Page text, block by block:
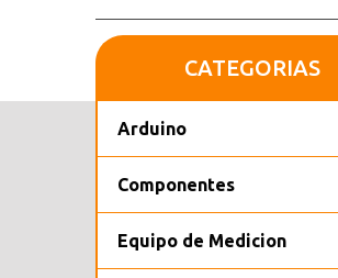
CATEGORIAS
Arduino
Componentes
Equipo de Medicion